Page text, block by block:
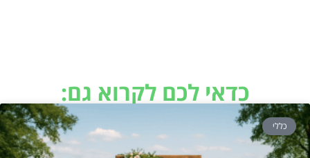
כדאי לכם לקרוא גם:
כללי